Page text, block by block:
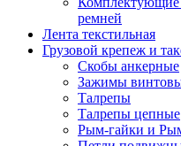
ремней
Лента текстильная
Грузовой крепеж и
Скобы анкерные
Зажимы
Талрепы
Талрепы цепные
Рым-гайки и